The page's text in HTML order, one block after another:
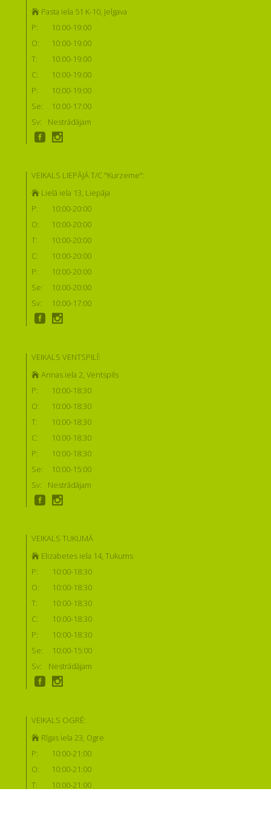
Pasta iela 51 K-10, Jelgava
P:
10:00-19:00
O:
10:00-19:00
T:
10:00-19:00
C:
10:00-19:00
P:
10:00-19:00
Se:
10:00-17:00
Sv:
Nestrādājam
VEIKALS LIEPĀJĀ T/C "Kurzeme":
Lielā iela 13, Liepāja
P:
10:00-20:00
O:
10:00-20:00
T:
10:00-20:00
C:
10:00-20:00
P:
10:00-20:00
Se:
10:00-20:00
Sv:
10:00-17:00
VEIKALS VENTSPILĪ:
Annas iela 2, Ventspils
P:
10:00-18:30
O:
10:00-18:30
T:
10:00-18:30
C:
10:00-18:30
P:
10:00-18:30
Se:
10:00-15:00
Sv:
Nestrādājam
VEIKALS TUKUMĀ
Elizabetes iela 14, Tukums
P:
10:00-18:30
O:
10:00-18:30
T:
10:00-18:30
C:
10:00-18:30
P:
10:00-18:30
Se:
10:00-15:00
Sv:
Nestrādājam
VEIKALS OGRĒ:
Rīgas iela 23, Ogre
P:
10:00-21:00
O:
10:00-21:00
T:
10:00-21:00